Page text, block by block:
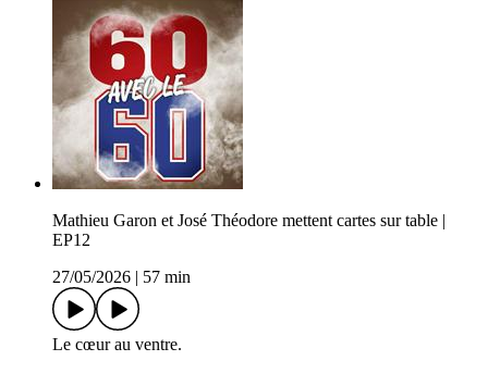
Mathieu Garon et José Théodore mettent cartes sur table |
EP12
27/05/2026
57 min
Le cœur au ventre.